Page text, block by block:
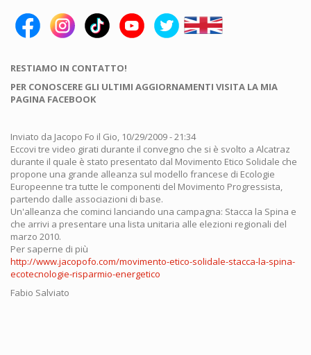
RESTIAMO IN CONTATTO!
PER CONOSCERE GLI ULTIMI AGGIORNAMENTI VISITA LA MIA
PAGINA FACEBOOK
Inviato da Jacopo Fo il Gio, 10/29/2009 - 21:34
Eccovi tre video girati durante il convegno che si è svolto a Alcatraz
durante il quale è stato presentato dal Movimento Etico Solidale che
propone una grande alleanza sul modello francese di Ecologie
Europeenne tra tutte le componenti del Movimento Progressista,
partendo dalle associazioni di base.
Un'alleanza che cominci lanciando una campagna: Stacca la Spina e
che arrivi a presentare una lista unitaria alle elezioni regionali del
marzo 2010.
Per saperne di più
http://www.jacopofo.com/movimento-etico-solidale-stacca-la-spina-
ecotecnologie-risparmio-energetico
Fabio Salviato